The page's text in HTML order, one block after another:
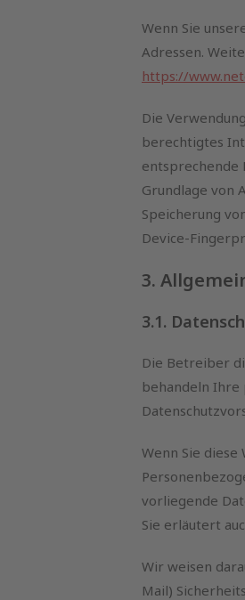
Wenn Sie
Adressen.
https://
Die
berechtigtes
entsprechende
Grundlage von
Speicherung
Device-
3.
3.1.
Die Betreiber
behandeln Ihre
Wenn Sie
vorliegende
Sie erläutert
Wir weisen
Mail)